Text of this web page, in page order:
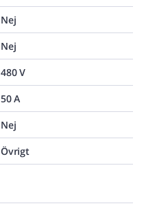
Nej
Nej
480 V
50 A
Nej
Övrigt